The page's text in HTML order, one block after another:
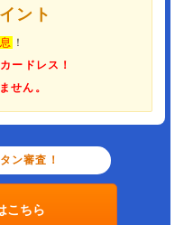
ント
！
ードレス！
せん。
ン審査！
こちら